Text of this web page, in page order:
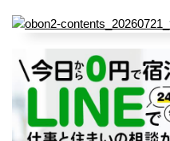
徳島県
高知県
九州エリア
佐賀県
長崎県